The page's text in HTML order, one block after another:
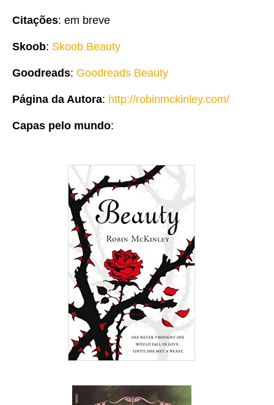
Citações: em breve
Skoob: Skoob Beauty
Goodreads: Goodreads Beauty
Página da Autora: http://robinmckinley.com/
Capas pelo mundo: